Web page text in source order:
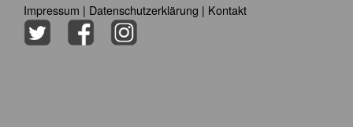
Impressum | Datenschutzerklärung | Kontakt